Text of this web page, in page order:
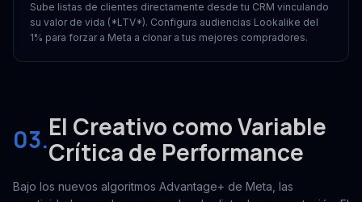
Sube listas de clientes directamente desde tu CRM vinculando
su valor de vida (*LTV*). Configura audiencias Lookalike del
1% para forzar a Meta a clonar a tus mejores compradores.
03.El Creativo como Variable
Crítica de Performance
Bajo los nuevos algoritmos Advantage+ de Meta, las